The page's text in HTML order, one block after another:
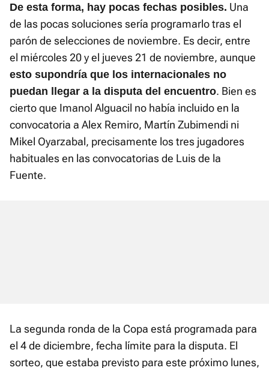
De esta forma, hay pocas fechas posibles. Una
de las pocas soluciones sería programarlo tras el
parón de selecciones de noviembre. Es decir, entre
el miércoles 20 y el jueves 21 de noviembre, aunque
esto supondría que los internacionales no
puedan llegar a la disputa del encuentro. Bien es
cierto que Imanol Alguacil no había incluido en la
convocatoria a Alex Remiro, Martín Zubimendi ni
Mikel Oyarzabal, precisamente los tres jugadores
habituales en las convocatorias de Luis de la
Fuente.
La segunda ronda de la Copa está programada para
el 4 de diciembre, fecha límite para la disputa. El
sorteo, que estaba previsto para este próximo lunes,